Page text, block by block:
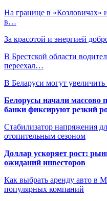
На границе в «Козловичах»
в…
За красотой и энергией
В Брестской области
переехал…
В Беларуси могут
Белорусы начали массово
банки фиксируют резкий
Стабилизатор напряжения
отопительным сезоном
Доллар ускоряет рост:
ожиданий инвесторов
Как выбрать аренду авто в
популярных компаний